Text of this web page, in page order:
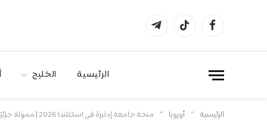
فيسبوكتيكتوكتيلقرام
الرئيسية الخليج
الرئيسية » أوروبا » منحة جامعة إدنبرة في اسكتلندا 2026 | ممولة جزئيًا